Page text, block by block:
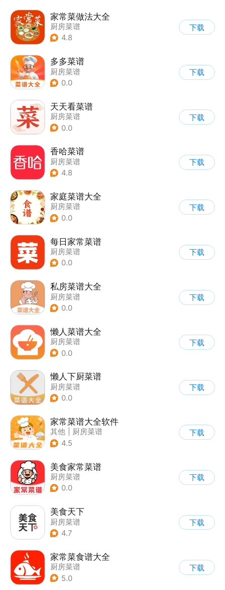
家常菜做法大全
厨房菜谱
4.8
下载
多多菜谱
厨房菜谱
0.0
下载
天天看菜谱
厨房菜谱
0.0
下载
香哈菜谱
厨房菜谱
4.8
下载
家庭菜谱大全
厨房菜谱
0.0
下载
每日家常菜谱
厨房菜谱
0.0
下载
私房菜谱大全
厨房菜谱
0.0
下载
懒人菜谱大全
厨房菜谱
0.0
下载
懒人下厨菜谱
厨房菜谱
0.0
下载
家常菜谱大全软件
其他
厨房菜谱
4.5
下载
美食家常菜谱
厨房菜谱
0.0
下载
美食天下
厨房菜谱
4.7
下载
家常菜食谱大全
厨房菜谱
5.0
下载